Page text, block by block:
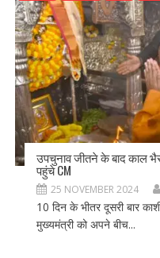
उपचुनाव जीतने के बाद काल
पहुंचे CM
25 NOVEMBER 2024
10 दिन के भीतर दूसरी बार
मुख्यमंत्री को अपने बीच...